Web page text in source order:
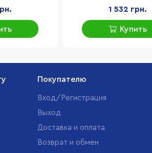
1 532 грн.
Купить
Покупателю
Вход/Регистрация
Выход
Доставка и оплата
Возврат и обмен